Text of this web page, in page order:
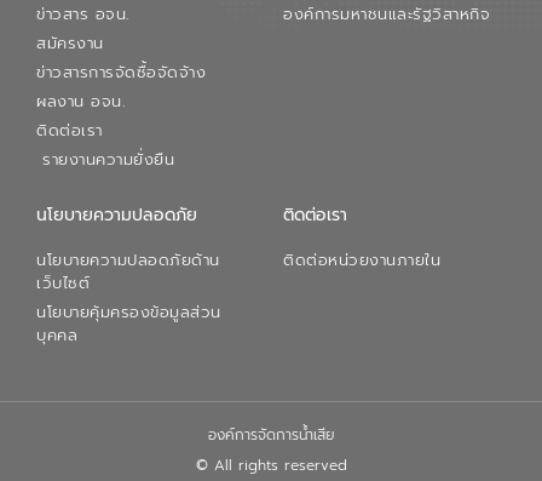
ข่าวสาร อจน.
สมัครงาน
ข่าวสารการจัดซื้อจัดจ้าง
ผลงาน อจน.
ติดต่อเรา
รายงานความยั่งยืน
องค์การมหาชนและรัฐวิสาหกิจ
นโยบายความปลอดภัย
นโยบายความปลอดภัยด้าน
เว็บไซต์
นโยบายคุ้มครองข้อมูลส่วน
บุคคล
ติดต่อเรา
ติดต่อหน่วยงานภายใน
© All rights reserved
องค์การจัดการน้ำเสีย